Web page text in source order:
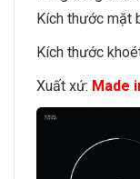
Kích thước mặt
Kích thước
Xuất xứ: Made